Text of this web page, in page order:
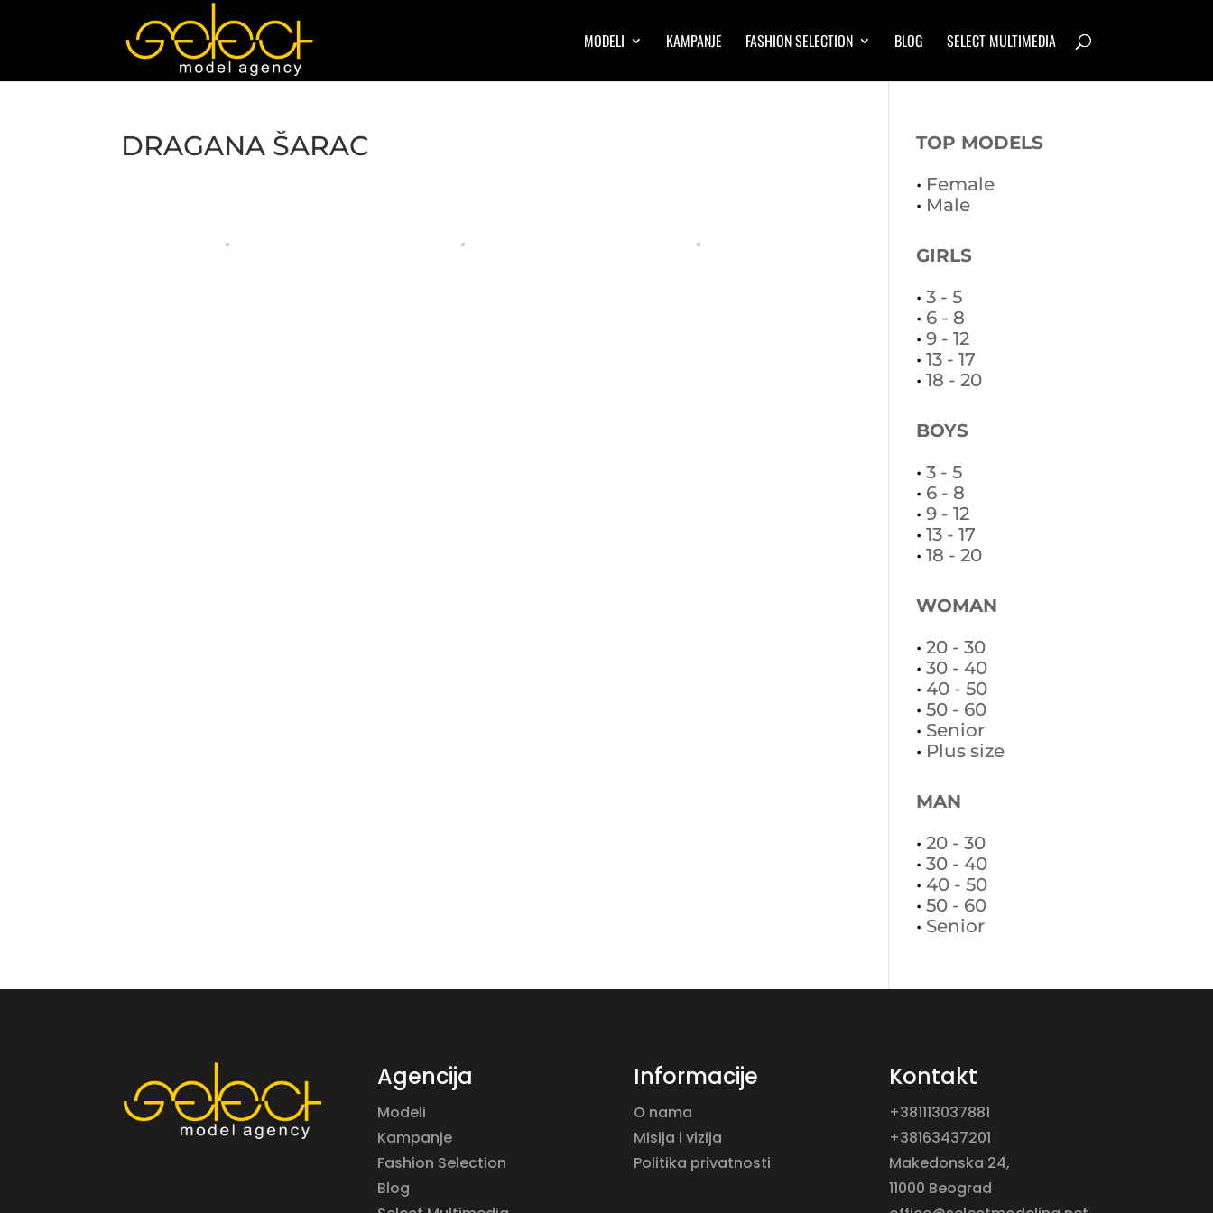
MODELI KAMPANJE FASHION SELECTION BLOG SELECT MULTIMEDIA
DRAGANA ŠARAC
TOP MODELS
• Female
• Male
GIRLS
•3 - 5
• 6 - 8
•9 - 12
•13 - 17
•18 - 20
BOYS
•3 - 5
• 6 - 8
•9 - 12
•13 - 17
•18 - 20
WOMAN
•20 - 30
•30 - 40
•40 - 50
•50 - 60
• Senior
• Plus size
MAN
•20 - 30
•30 - 40
•40 - 50
•50 - 60
• Senior
Agencija
Modeli
Kampanje
Fashion Selection
Blog
Informacije
O nama
Misija i vizija
Politika privatnosti
Kontakt
+381113037881
+38163437201
Makedonska 24,
11000 Beograd